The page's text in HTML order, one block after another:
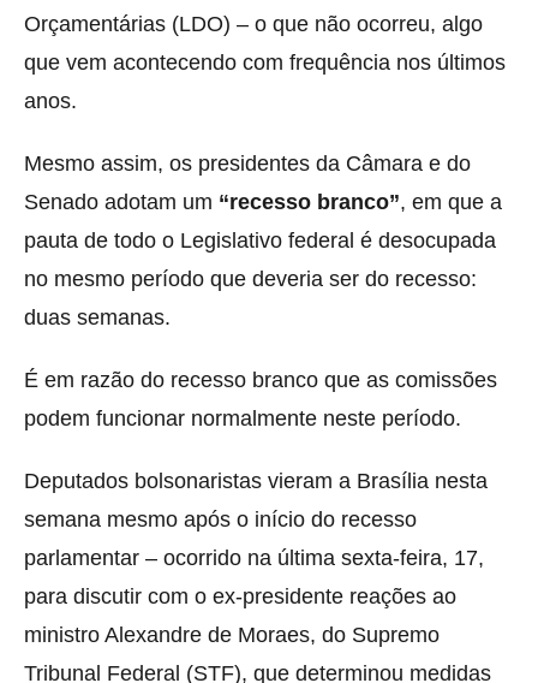
Orçamentárias (LDO) – o que não ocorreu, algo
que vem acontecendo com frequência nos últimos
anos.
Mesmo assim, os presidentes da Câmara e do
Senado adotam um “recesso branco”, em que a
pauta de todo o Legislativo federal é desocupada
no mesmo período que deveria ser do recesso:
duas semanas.
É em razão do recesso branco que as comissões
podem funcionar normalmente neste período.
Deputados bolsonaristas vieram a Brasília nesta
semana mesmo após o início do recesso
parlamentar – ocorrido na última sexta-feira, 17,
para discutir com o ex-presidente reações ao
ministro Alexandre de Moraes, do Supremo
Tribunal Federal (STF), que determinou medidas